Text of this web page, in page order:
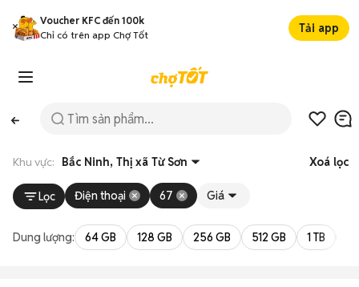
Voucher KFC đến 100k
Chỉ có trên app Chợ Tốt
Tải app
Khu vực: Bắc Ninh, Thị xã Từ Sơn Xoá lọc
Lọc Điện thoại 67 Giá
Dung lượng: 64 GB 128 GB 256 GB 512 GB 1 TB